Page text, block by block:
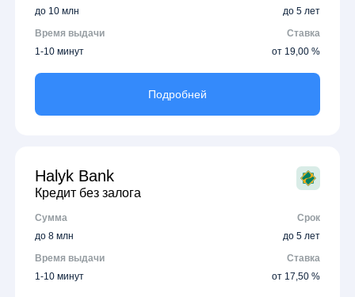
до 10 млн
до 5 лет
Время выдачи
Ставка
1-10 минут
от 19,00 %
Подробней
Halyk Bank
Кредит без залога
Сумма
Срок
до 8 млн
до 5 лет
Время выдачи
Ставка
1-10 минут
от 17,50 %